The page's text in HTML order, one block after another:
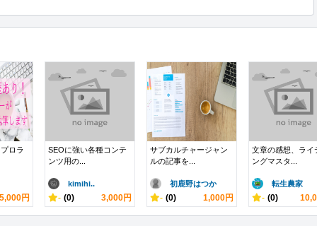
ロラ
5,000円
SEOに強い各種コンテ
ンツ用の...
kimihi..
- (0) 3,000円
サブカルチャージャン
ルの記事を...
初鹿野はつか
- (0) 1,000円
文章の感想、ライ
ングマスタ...
転生農家
- (0)